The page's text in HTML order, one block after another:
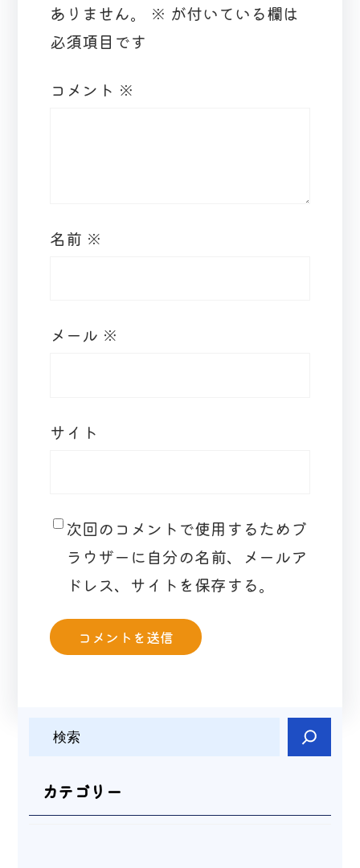
ありません。
※ が付いている欄は
必須項目です
コメント ※
名前 ※
メール ※
サイト
次回のコメントで使用するためブ
ラウザーに自分の名前、メールア
ドレス、サイトを保存する。
カテゴリー